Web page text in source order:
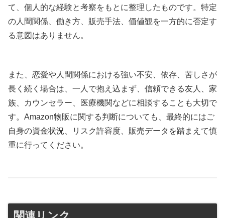
て、個人的な経験と考察をもとに整理したものです。特定
の人間関係、働き方、販売手法、価値観を一方的に否定す
る意図はありません。
また、恋愛や人間関係における強い不安、依存、苦しさが
長く続く場合は、一人で抱え込まず、信頼できる友人、家
族、カウンセラー、医療機関などに相談することも大切で
す。Amazon物販に関する判断についても、最終的にはご
自身の資金状況、リスク許容度、販売データを踏まえて慎
重に行ってください。